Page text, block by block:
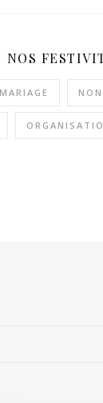
NOS
MARIAGE